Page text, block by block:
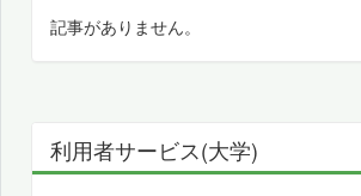
記事がありません。
利用者サービス(大学)